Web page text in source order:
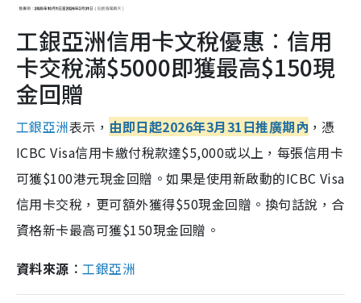
工銀亞洲信用卡文稅優惠︰信用
卡交稅滿$5000即獲最高$150現
金回贈
工銀亞洲表示， 由即日起2026年3月31日推廣期內 ，憑
ICBC Visa信用卡繳付稅款達$5,000或以上，每張信用卡
可獲$100港元現金回贈。如果是使用新啟動的ICBC Visa
信用卡交稅，更可額外獲得$50現金回贈。換句話說，合
資格新卡最高可獲$150現金回贈。
資料來源︰ 工銀亞洲